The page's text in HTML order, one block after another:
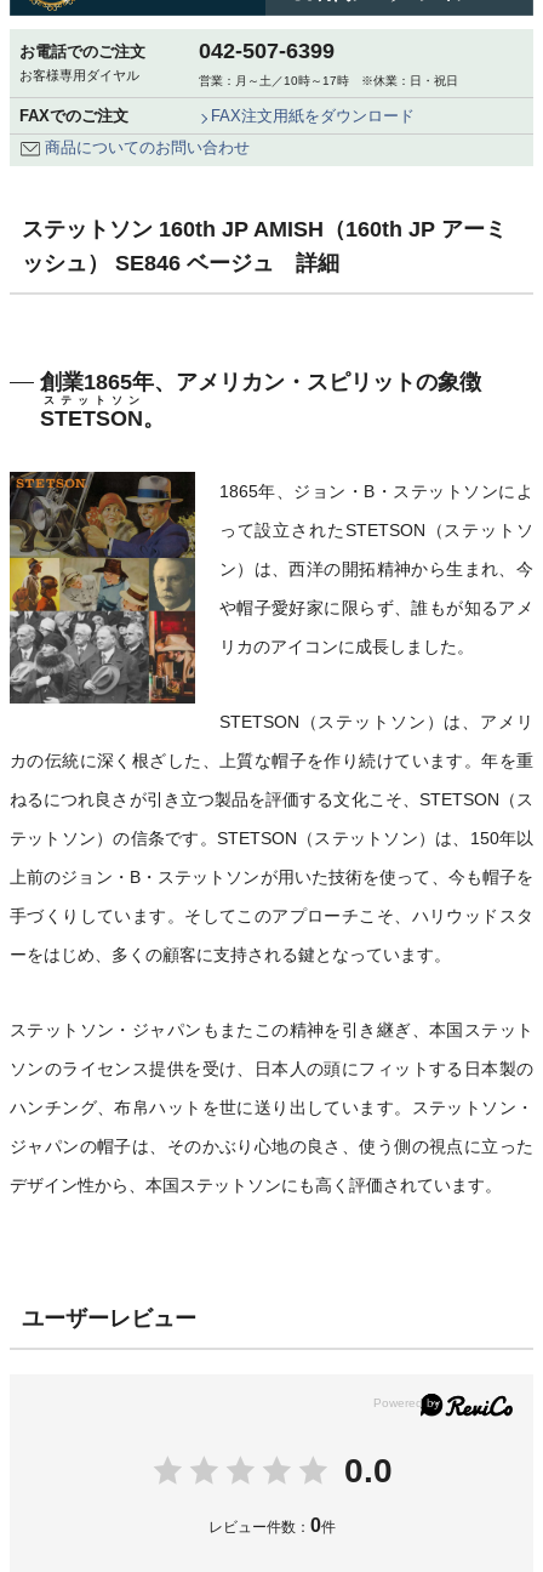
お電話でのご注文
お客様専用ダイヤル
042-507-6399
営業：月～土／10時～17時 ※休業：日・祝日
FAXでのご注文
FAX注文用紙をダウンロード
商品についてのお問い合わせ
ステットソン 160th JP AMISH（160th JP アーミ
ッシュ） SE846 ベージュ 詳細
創業1865年、アメリカン・スピリットの象徴
STETSON
ステットソン
。
1865年、ジョン・B・ステットソンによ
って設立されたSTETSON（ステットソ
ン）は、西洋の開拓精神から生まれ、今
や帽子愛好家に限らず、誰もが知るアメ
リカのアイコンに成長しました。
STETSON（ステットソン）は、アメリ
カの伝統に深く根ざした、上質な帽子を作り続けています。年を重
ねるにつれ良さが引き立つ製品を評価する文化こそ、STETSON（ス
テットソン）の信条です。STETSON（ステットソン）は、150年以
上前のジョン・B・ステットソンが用いた技術を使って、今も帽子を
手づくりしています。そしてこのアプローチこそ、ハリウッドスタ
ーをはじめ、多くの顧客に支持される鍵となっています。
ステットソン・ジャパンもまたこの精神を引き継ぎ、本国ステット
ソンのライセンス提供を受け、日本人の頭にフィットする日本製の
ハンチング、布帛ハットを世に送り出しています。ステットソン・
ジャパンの帽子は、そのかぶり心地の良さ、使う側の視点に立った
デザイン性から、本国ステットソンにも高く評価されています。
ユーザーレビュー
0.0
レビュー件数： 0件